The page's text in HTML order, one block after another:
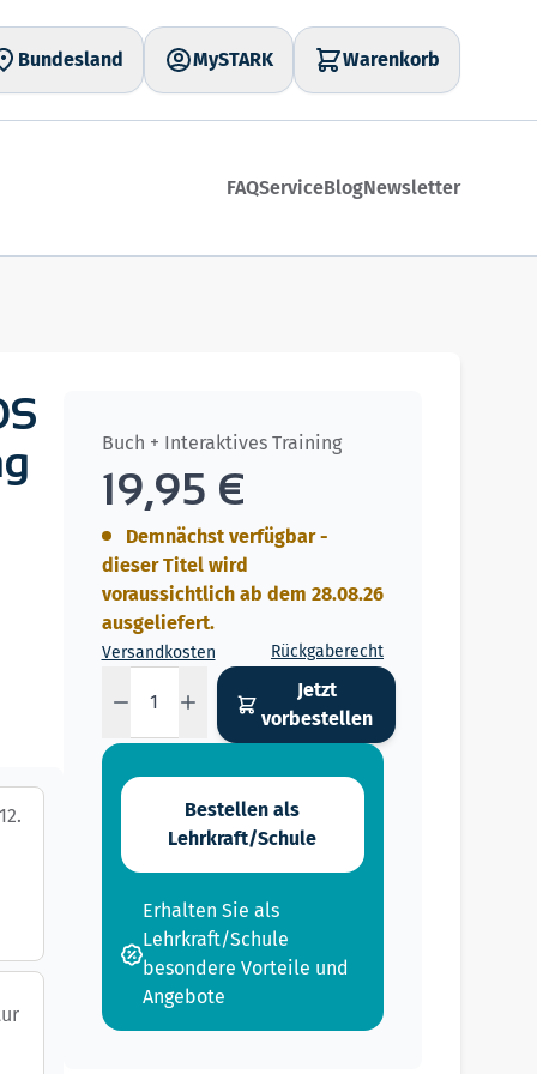
Bundesland MySTARK Warenkorb
FAQServiceBlogNewsletter
Buch + Interaktives Training
19,95 €
Demnächst verfügbar -
dieser Titel wird
voraussichtlich ab dem 28.08.26
ausgeliefert.
Versandkosten Rückgaberecht
Jetzt
vorbestellen
Bestellen als
Lehrkraft/Schule
Erhalten Sie als
Lehrkraft/Schule
besondere Vorteile und
Angebote